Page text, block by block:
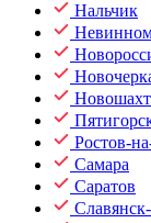
Нальчик
Ростов-
Самара
Саратов